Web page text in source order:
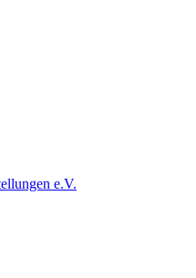
e.V.